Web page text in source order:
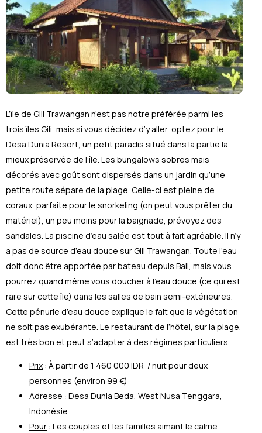
L’île de Gili Trawangan n’est pas notre préférée parmi les
trois îles Gili, mais si vous décidez d’y aller, optez pour le
Desa Dunia Resort, un petit paradis situé dans la partie la
mieux préservée de l’île. Les bungalows sobres mais
décorés avec goût sont dispersés dans un jardin qu’une
petite route sépare de la plage. Celle-ci est pleine de
coraux, parfaite pour le snorkeling (on peut vous prêter du
matériel), un peu moins pour la baignade, prévoyez des
sandales. La piscine d’eau salée est tout à fait agréable. Il n’y
a pas de source d’eau douce sur Gili Trawangan. Toute l’eau
doit donc être apportée par bateau depuis Bali, mais vous
pourrez quand même vous doucher à l’eau douce (ce qui est
rare sur cette île) dans les salles de bain semi-extérieures.
Cette pénurie d’eau douce explique le fait que la végétation
ne soit pas exubérante. Le restaurant de l’hôtel, sur la plage,
est très bon et peut s’adapter à des régimes particuliers.
Prix : À partir de 1 460 000 IDR / nuit pour deux
personnes (environ 99 €)
Adresse : Desa Dunia Beda, West Nusa Tenggara,
Indonésie
Pour : Les couples et les familles aimant le calme